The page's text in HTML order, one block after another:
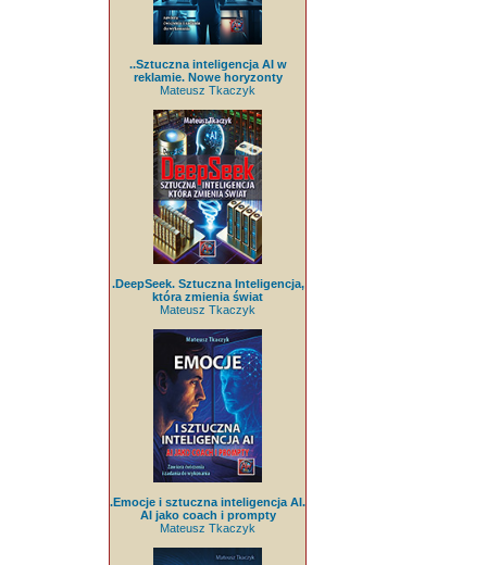
..Sztuczna inteligencja AI w
reklamie. Nowe horyzonty
Mateusz Tkaczyk
.DeepSeek. Sztuczna Inteligencja,
która zmienia świat
Mateusz Tkaczyk
.Emocje i sztuczna inteligencja AI.
AI jako coach i prompty
Mateusz Tkaczyk